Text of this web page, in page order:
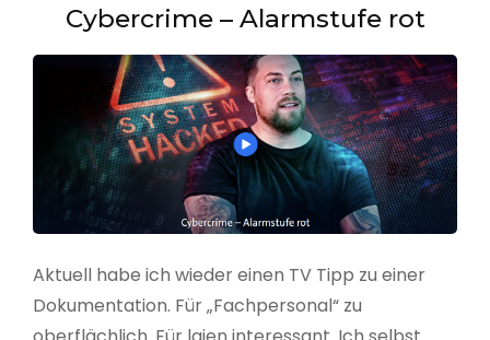
Cybercrime – Alarmstufe rot
Aktuell habe ich wieder einen TV Tipp zu einer
Dokumentation. Für „Fachpersonal“ zu